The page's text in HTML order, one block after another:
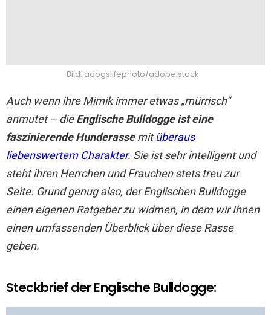
Bild: adogslifephoto/adobe.stock
Auch wenn ihre Mimik immer etwas „mürrisch“
anmutet – dieEnglische Bulldogge ist eine
faszinierende Hunderassemitüberaus
liebenswertem Charakter. Sie ist sehr intelligent und
steht ihren Herrchen und Frauchen stets treu zur
Seite. Grund genug also, der Englischen Bulldogge
einen eigenen Ratgeber zu widmen, in dem wir Ihnen
einen umfassenden Überblick über diese Rasse
geben.
Steckbrief der Englische Bulldogge: